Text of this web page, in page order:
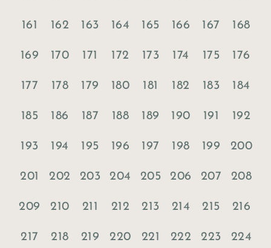
161 162 163 164 165 166 167 168
169 170 171 172 173 174 175 176
177 178 179 180 181 182 183 184
185 186 187 188 189 190 191 192
193 194 195 196 197 198 199 200
201 202 203 204 205 206 207 208
209 210 211 212 213 214 215 216
217 218 219 220 221 222 223 224